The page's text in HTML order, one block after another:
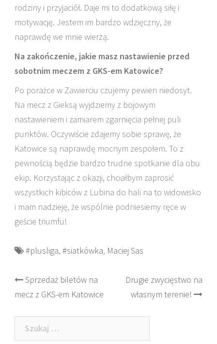
rodziny i przyjaciół. Daje mi to dodatkową siłę i
motywację. Jestem im bardzo wdzięczny, że
naprawdę we mnie wierzą.
Na zakończenie, jakie masz nastawienie przed
sobotnim meczem z GKS-em Katowice?
Po porażce w Zawierciu czujemy pewien niedosyt.
Na mecz z Gieksą wyjdziemy z bojowym
nastawieniem i zamiarem zgarnięcia pełnej puli
punktów. Oczywiście zdajemy sobie sprawę, że
Katowice są naprawdę mocnym zespołem. To z
pewnością będzie bardzo trudne spotkanie dla obu
ekip. Korzystając z okazji, chciałbym zaprosić
wszystkich kibiców z Lubina do hali na to widowisko
i mam nadzieję, że wspólnie podniesiemy ręce w
geście triumfu!
#plusliga, #siatkówka, Maciej Sas
Post
navigation
Sprzedaż biletów na
mecz z GKS-em Katowice
Drugie zwycięstwo na
własnym terenie!
Szukaj: